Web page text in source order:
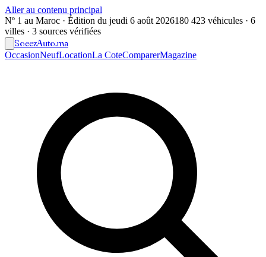
Aller au contenu principal
Nº 1 au Maroc · Édition du jeudi 6 août 2026180 423 véhicules · 6
villes · 3 sources vérifiées
SoeezAuto.ma
OccasionNeufLocationLa CoteComparerMagazine